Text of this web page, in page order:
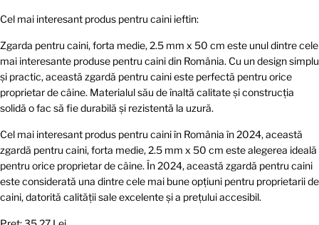
Cel mai interesant produs pentru caini ieftin:
Zgarda pentru caini, forta medie, 2.5 mm x 50 cm este unul dintre cele
mai interesante produse pentru caini din România. Cu un design simplu
și practic, această zgardă pentru caini este perfectă pentru orice
proprietar de câine. Materialul său de înaltă calitate și construcția
solidă o fac să fie durabilă și rezistentă la uzură.
Cel mai interesant produs pentru caini în România în 2024, această
zgardă pentru caini, forta medie, 2.5 mm x 50 cm este alegerea ideală
pentru orice proprietar de câine. În 2024, această zgardă pentru caini
este considerată una dintre cele mai bune opțiuni pentru proprietarii de
caini, datorită calității sale excelente și a prețului accesibil.